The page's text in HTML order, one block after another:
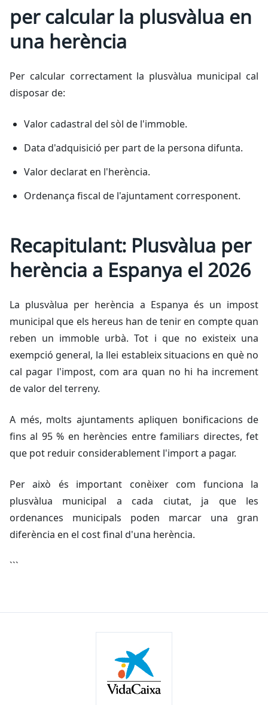
per calcular la plusvàlua en
una herència
Per calcular correctament la plusvàlua municipal cal
disposar de:
Valor cadastral del sòl de l'immoble.
Data d'adquisició per part de la persona difunta.
Valor declarat en l'herència.
Ordenança fiscal de l'ajuntament corresponent.
Recapitulant: Plusvàlua per
herència a Espanya el 2026
La plusvàlua per herència a Espanya és un impost
municipal que els hereus han de tenir en compte quan
reben un immoble urbà. Tot i que no existeix una
exempció general, la llei estableix situacions en què no
cal pagar l'impost, com ara quan no hi ha increment
de valor del terreny.
A més, molts ajuntaments apliquen bonificacions de
fins al 95 % en herències entre familiars directes, fet
que pot reduir considerablement l'import a pagar.
Per això és important conèixer com funciona la
plusvàlua municipal a cada ciutat, ja que les
ordenances municipals poden marcar una gran
diferència en el cost final d'una herència.
```